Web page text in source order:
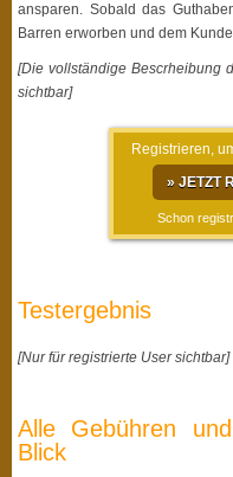
ansparen. Sobald das
Barren erworben und dem
[Die vollständige Bescrheibung
sichtbar]
Registrieren,
» JETZT
Schon
Testergebnis
[Nur für registrierte User sichtbar]
Alle Gebühren
Blick